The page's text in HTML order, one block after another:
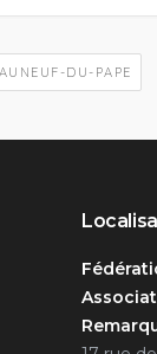
DU-PAPE